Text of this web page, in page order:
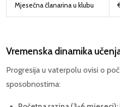
Mjesečna članarina u klubu
Vremenska dinamika
Progresija u vaterpolu ovisi o
sposobnostima: